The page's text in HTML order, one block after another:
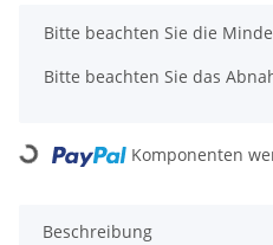
x
Bitte beachten Sie die
Bitte beachten Sie das
Loading... Komponenten
Beschreibung